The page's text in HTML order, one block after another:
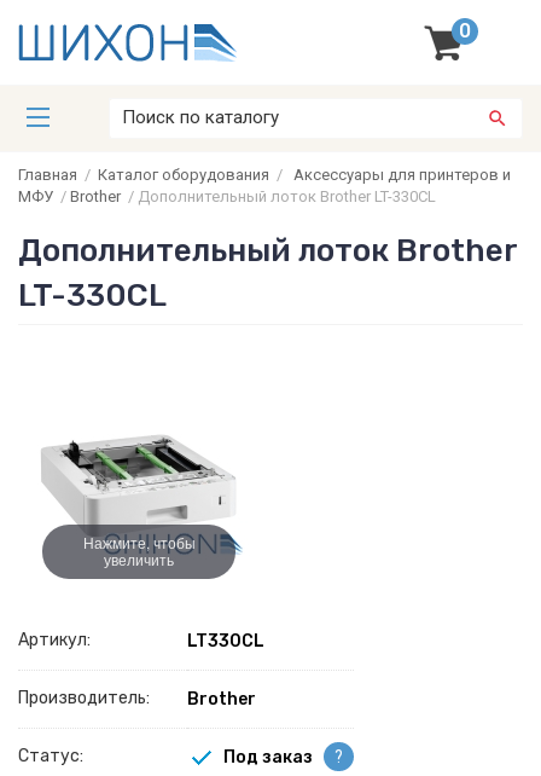
0
Главная / Каталог оборудования / Аксессуары для принтеров и
МФУ / Brother/ Дополнительный лоток Brother LT-330CL
Дополнительный лоток Brother
LT-330CL
Нажмите, чтобы
увеличить
Артикул: LT330CL
Производитель: Brother
Статус: Под заказ ?